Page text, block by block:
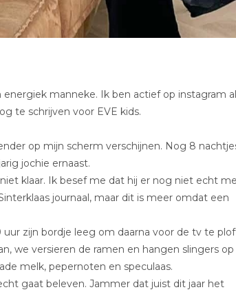
manneke. Ik ben actief op instagram
te schrijven voor EVE kids.
op mijn scherm verschijnen. Nog 8
jochie ernaast.
klaar. Ik besef me dat hij er nog niet echt
journaal, maar dit is meer omdat een
zijn bordje leeg om daarna voor de tv te
we versieren de ramen en hangen slingers op
melk, pepernoten en speculaas.
gaat beleven. Jammer dat juist dit jaar het